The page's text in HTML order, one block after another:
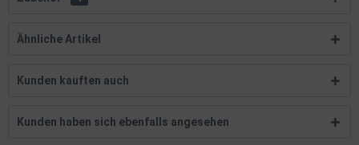
Ähnliche Artikel
Kunden kauften auch
Kunden haben sich ebenfalls angesehen